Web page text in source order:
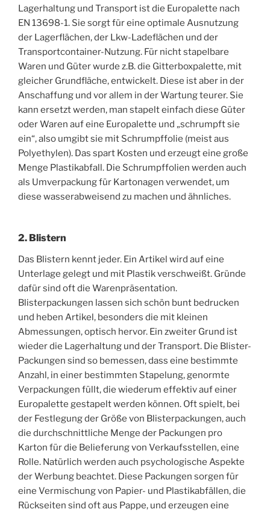
Lagerhaltung und Transport ist die Europalette nach
EN 13698-1. Sie sorgt für eine optimale Ausnutzung
der Lagerflächen, der Lkw-Ladeflächen und der
Transportcontainer-Nutzung. Für nicht stapelbare
Waren und Güter wurde z.B. die Gitterboxpalette, mit
gleicher Grundfläche, entwickelt. Diese ist aber in der
Anschaffung und vor allem in der Wartung teurer. Sie
kann ersetzt werden, man stapelt einfach diese Güter
oder Waren auf eine Europalette und „schrumpft sie
ein“, also umgibt sie mit Schrumpffolie (meist aus
Polyethylen). Das spart Kosten und erzeugt eine große
Menge Plastikabfall. Die Schrumpffolien werden auch
als Umverpackung für Kartonagen verwendet, um
diese wasserabweisend zu machen und ähnliches.
2. Blistern
Das Blistern kennt jeder. Ein Artikel wird auf eine
Unterlage gelegt und mit Plastik verschweißt. Gründe
dafür sind oft die Warenpräsentation.
Blisterpackungen lassen sich schön bunt bedrucken
und heben Artikel, besonders die mit kleinen
Abmessungen, optisch hervor. Ein zweiter Grund ist
wieder die Lagerhaltung und der Transport. Die Blister-
Packungen sind so bemessen, dass eine bestimmte
Anzahl, in einer bestimmten Stapelung, genormte
Verpackungen füllt, die wiederum effektiv auf einer
Europalette gestapelt werden können. Oft spielt, bei
der Festlegung der Größe von Blisterpackungen, auch
die durchschnittliche Menge der Packungen pro
Karton für die Belieferung von Verkaufsstellen, eine
Rolle. Natürlich werden auch psychologische Aspekte
der Werbung beachtet. Diese Packungen sorgen für
eine Vermischung von Papier- und Plastikabfällen, die
Rückseiten sind oft aus Pappe, und erzeugen eine